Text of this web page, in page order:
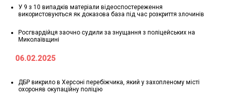
У 9 з 10 випадків матеріали відеоспостереження
використовуються як доказова база під час розкриття злочинів
Росгвардійця заочно судили за знущання з поліцейських на
Миколаївщині
06.02.2025
ДБР викрило в Херсоні перебіжчика, який у захопленому місті
охороняв окупаційну поліцію